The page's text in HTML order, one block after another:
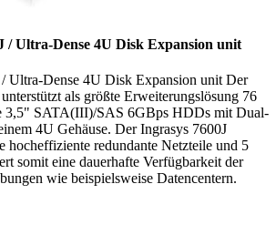
/ Ultra-Dense 4U Disk Expansion unit
/ Ultra-Dense 4U Disk Expansion unit Der
als größte Erweiterungslösung 76
3,5" SATA(III)/SAS 6GBps HDDs mit Dual-
4U Gehäuse. Der Ingrasys 7600J
hocheffiziente redundante Netzteile und 5
somit eine dauerhafte Verfügbarkeit der
wie beispielsweise Datencentern.